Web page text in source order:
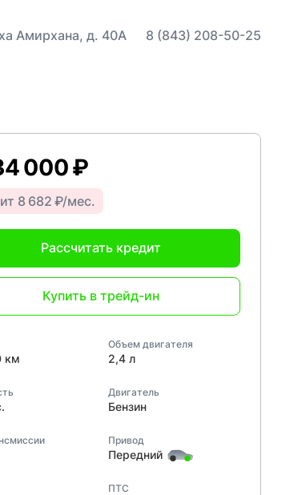
Амирхана, д. 40А 8 (843) 208-50-25
000 ₽
8 682 ₽/мес.
Рассчитать кредит
Купить в трейд-ин
км
Объем двигателя
2,4 л
Двигатель
Бензин
Привод
Передний
ПТС